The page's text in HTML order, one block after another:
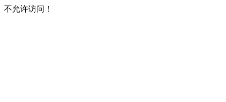
不允许访问！